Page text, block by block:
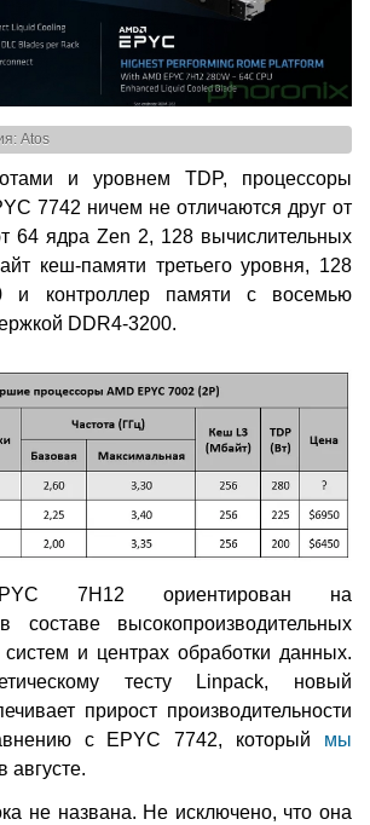
Atos
и уровнем TDP, процессоры
7742 ничем не отличаются друг от
64 ядра Zen 2, 128 вычислительных
кеш-памяти третьего уровня, 128
и контроллер памяти с восемью
DDR4-3200.
7H12 ориентирован на
составе высокопроизводительных
и центрах обработки данных.
тесту Linpack, новый
прирост производительности
с EPYC 7742, который мы
в августе.
не названа. Не исключено, что она